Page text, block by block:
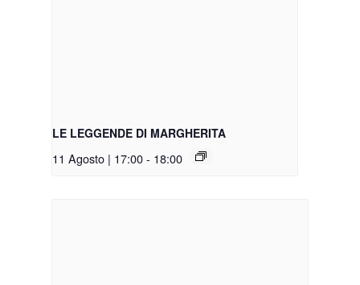
LE LEGGENDE DI MARGHERITA
11 Agosto | 17:00- 18:00